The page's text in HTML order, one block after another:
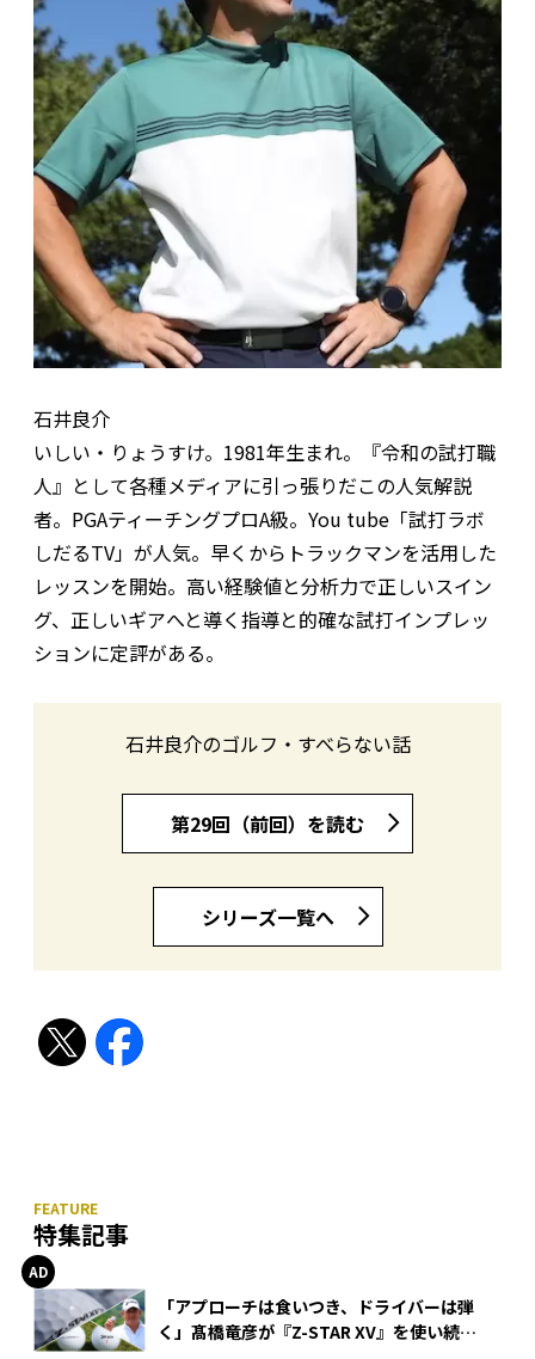
石井良介
いしい・りょうすけ。1981年生まれ。『令和の試打職
人』として各種メディアに引っ張りだこの人気解説
者。PGAティーチングプロA級。You tube「試打ラボ
しだるTV」が人気。早くからトラックマンを活用した
レッスンを開始。高い経験値と分析力で正しいスイン
グ、正しいギアへと導く指導と的確な試打インプレッ
ションに定評がある。
石井良介のゴルフ・すべらない話
第29回（前回）を読む
シリーズ一覧へ
特集記事
「アプローチは食いつき、ドライバーは弾
く」髙橋竜彦が『Z-STAR XV』を使い続け